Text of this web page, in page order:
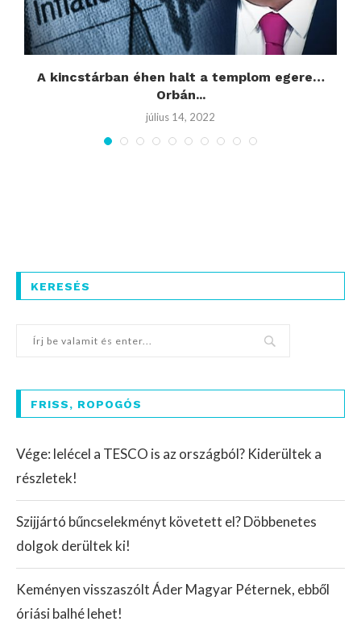
A kincstárban éhen halt a templom egere…
Orbán...
július 14, 2022
KERESÉS
FRISS, ROPOGÓS
Vége: lelécel a TESCO is az országból? Kiderültek a
részletek!
Szijjártó bűncselekményt követett el? Döbbenetes
dolgok derültek ki!
Keményen visszaszólt Áder Magyar Péternek, ebből
óriási balhé lehet!